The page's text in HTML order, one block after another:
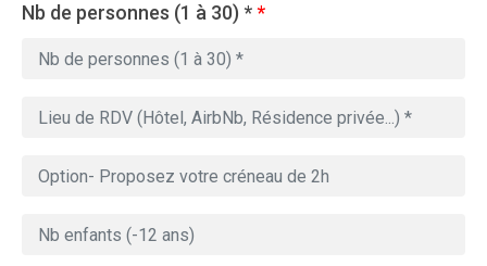
Nb de personnes (1 à 30) **